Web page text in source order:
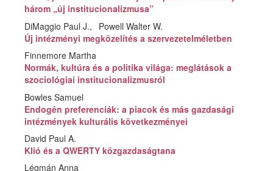
három „új institucionalizmusa”
DiMaggio Paul J.
Powell Walter W.
Új intézményi megközelítés a szervezetelméletben
Finnemore Martha
Normák, kultúra és a politika világa: meglátások a
szociológiai institucionalizmusról
Bowles Samuel
Endogén preferenciák: a piacok és más gazdasági
intézmények kulturális következményei
David Paul A.
Klió és a QWERTY közgazdaságtana
Légmán Anna